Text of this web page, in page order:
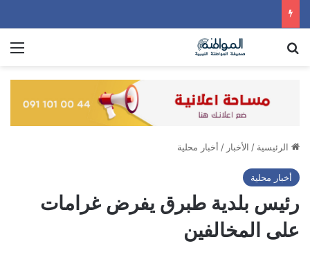
الرئيسية / الأخبار / أخبار محلية
أخبار محلية
رئيس بلدية طبرق يفرض غرامات
على المخالفين